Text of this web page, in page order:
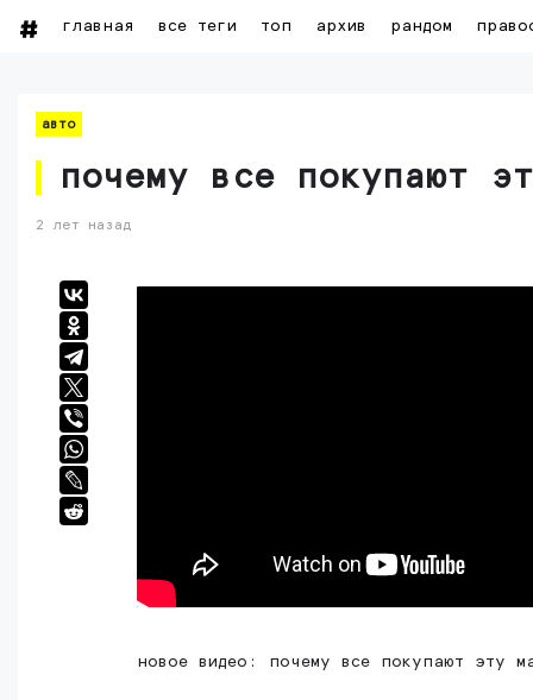
главная все теги топ архив рандом
авто
почему все покупают
2 лет назад
новое видео: почему все покупают эту